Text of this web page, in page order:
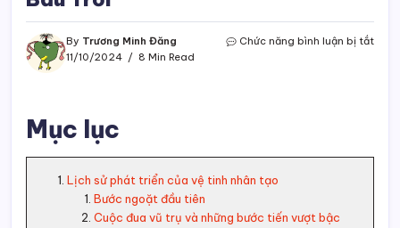
By Trương Minh Đăng
11/10/2024
8 Min Read
Chức năng bình luận bị tắtở
Mục lục
Lịch sử phát triển của vệ tinh nhân tạo
Bước ngoặt đầu tiên
Cuộc đua vũ trụ và những bước tiến vượt bậc